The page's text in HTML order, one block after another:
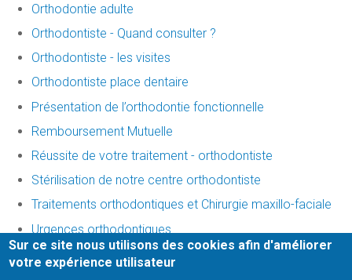
Orthodontie adulte
Orthodontiste - Quand consulter ?
Orthodontiste - les visites
Orthodontiste place dentaire
Présentation de l’orthodontie fonctionnelle
Remboursement Mutuelle
Réussite de votre traitement - orthodontiste
Stérilisation de notre centre orthodontiste
Traitements orthodontiques et Chirurgie maxillo-faciale
Urgences orthodontiques
Sur ce site nous utilisons des cookies afin d'améliorer
votre expérience utilisateur